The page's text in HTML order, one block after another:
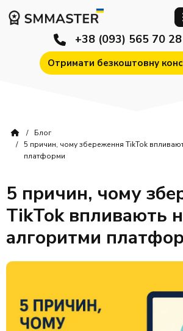
Отримати безкоштовну
+38 (093) 565 70 28
Блог
5 причин, чому збереження TikTok
платформи
5 причин, чому
TikTok впливають
алгоритми